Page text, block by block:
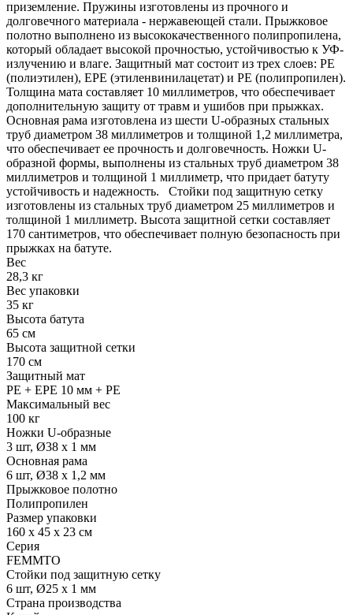
приземление. Пружины изготовлены из прочного и
долговечного материала - нержавеющей стали. Прыжковое
полотно выполнено из высококачественного полипропилена,
который обладает высокой прочностью, устойчивостью к УФ-
излучению и влаге. Защитный мат состоит из трех слоев: PE
(полиэтилен), EPE (этиленвинилацетат) и PE (полипропилен).
Толщина мата составляет 10 миллиметров, что обеспечивает
дополнительную защиту от травм и ушибов при прыжках.
Основная рама изготовлена из шести U-образных стальных
труб диаметром 38 миллиметров и толщиной 1,2 миллиметра,
что обеспечивает ее прочность и долговечность. Ножки U-
образной формы, выполнены из стальных труб диаметром 38
миллиметров и толщиной 1 миллиметр, что придает батуту
устойчивость и надежность. Стойки под защитную сетку
изготовлены из стальных труб диаметром 25 миллиметров и
толщиной 1 миллиметр. Высота защитной сетки составляет
170 сантиметров, что обеспечивает полную безопасность при
прыжках на батуте.
Вес
28,3 кг
Вес упаковки
35 кг
Высота батута
65 см
Высота защитной сетки
170 см
Защитный мат
PE + EPE 10 мм + PE
Максимальный вес
100 кг
Ножки U-образные
3 шт, Ø38 х 1 мм
Основная рама
6 шт, Ø38 х 1,2 мм
Прыжковое полотно
Полипропилен
Размер упаковки
160 х 45 х 23 см
Серия
FEMMTO
Стойки под защитную сетку
6 шт, Ø25 х 1 мм
Страна производства